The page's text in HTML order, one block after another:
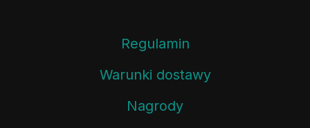
Regulamin
Warunki dostawy
Nagrody